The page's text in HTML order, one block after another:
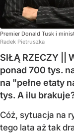
Premier Donald Tusk i
Radek Pietruszka
SIŁĄ RZECZY ||
ponad 700 tys.
na "pełne etaty
tys. A ilu
Cóż, sytuacja na
tego lata aż tak